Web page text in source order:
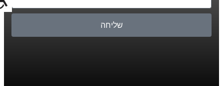
שליחה